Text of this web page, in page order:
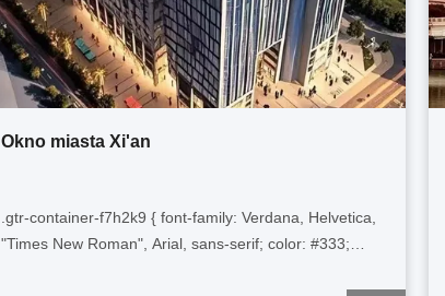
Okno miasta Xi'an
.gtr-container-f7h2k9 { font-family: Verdana, Helvetica,
"Times New Roman", Arial, sans-serif; color: #333;